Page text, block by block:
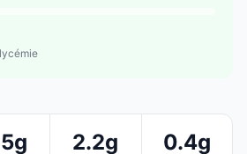
2.2g 0.4g